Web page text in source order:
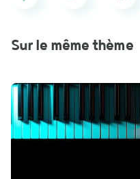
Sur le même thème